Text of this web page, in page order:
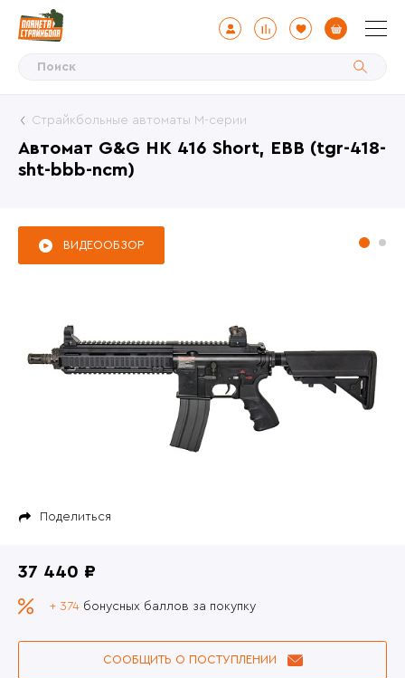
Автомат G&G НК 416 Short, EBB (tgr-418-
sht-bbb-ncm)
Страйкбольные автоматы М-серии
Поделиться
ВИДЕООБЗОР
37 440 ₽
+ 374 бонусных баллов за покупку
СООБЩИТЬ О ПОСТУПЛЕНИИ